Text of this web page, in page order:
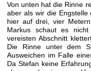
Von unten hat die Rinne
aber als wir die Engstelle
hier auf drei, vier
Markus schaut es
vereisten Abschnitt
Die Rinne unter dem
Ausweichen im Falle
Da Stefan keine